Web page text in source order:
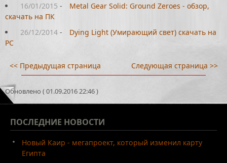
16/01/2015 -
Metal Gear Solid: Ground Zeroes - обзор,
скачать на ПК
26/12/2014 -
Dying Light (Умирающий свет) скачать на
PC
<< Предыдущая страница Следующая страница >>
Обновлено ( 01.09.2016 22:46 )
ПОСЛЕДНИЕ НОВОСТИ
Новый Каир - мегапроект, который изменил карту
Египта